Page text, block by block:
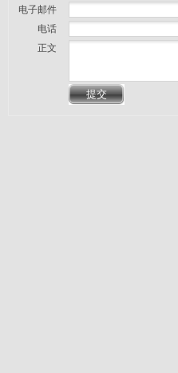
电子邮件
电话
正文